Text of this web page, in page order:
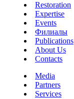
Restoration
Expertise
Events
Филиалы
Publications
About Us
Contacts
Media
Partners
Services